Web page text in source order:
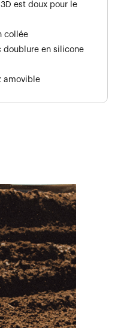
est doux pour le
collée
doublure en silicone
amovible